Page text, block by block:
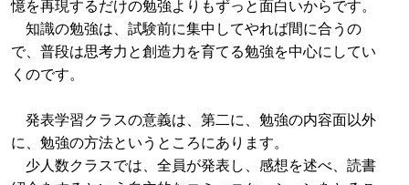
憶を再現するだけの勉強よりもずっと面白いからです。
知識の勉強は、試験前に集中してやれば間に合うの
で、普段は思考力と創造力を育てる勉強を中心にしてい
くのです。
発表学習クラスの意義は、第二に、勉強の内容面以外
に、勉強の方法というところにあります。
少人数クラスでは、全員が発表し、感想を述べ、読書